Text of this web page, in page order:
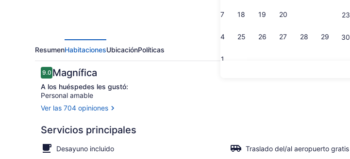
17 18 19 20 23
24 25 26 27 28 29 30
31
ResumenHabitacionesUbicaciónPolíticas
Opiniones
9.09.0 de 10,
Magnífica
A los huéspedes les gustó:
Personal amable
Ver las 704 opiniones
Servicios principales
Desayuno incluido
Traslado del/al aeropuerto gratis